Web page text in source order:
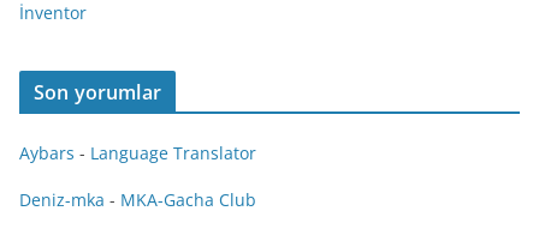
İnventor
Son yorumlar
Aybars - Language Translator
Deniz-mka - MKA-Gacha Club